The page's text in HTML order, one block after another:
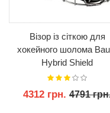
Візор із сіткою для
хокейного шолома
Hybrid Shield
4312 грн. 4791